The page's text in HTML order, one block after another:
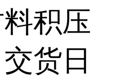
积压
货日